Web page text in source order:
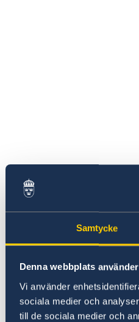
Samtycke
Denna webbplats
Vi använder
sociala medier och
till de sociala medier och